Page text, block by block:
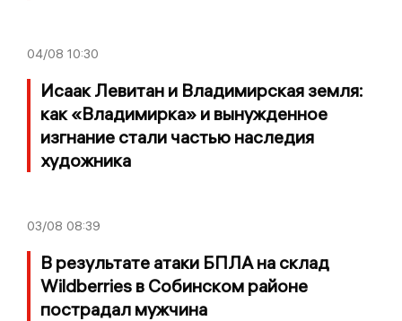
04/08 10:30
Исаак Левитан и Владимирская земля:
как «Владимирка» и вынужденное
изгнание стали частью наследия
художника
03/08 08:39
В результате атаки БПЛА на склад
Wildberries в Собинском районе
пострадал мужчина